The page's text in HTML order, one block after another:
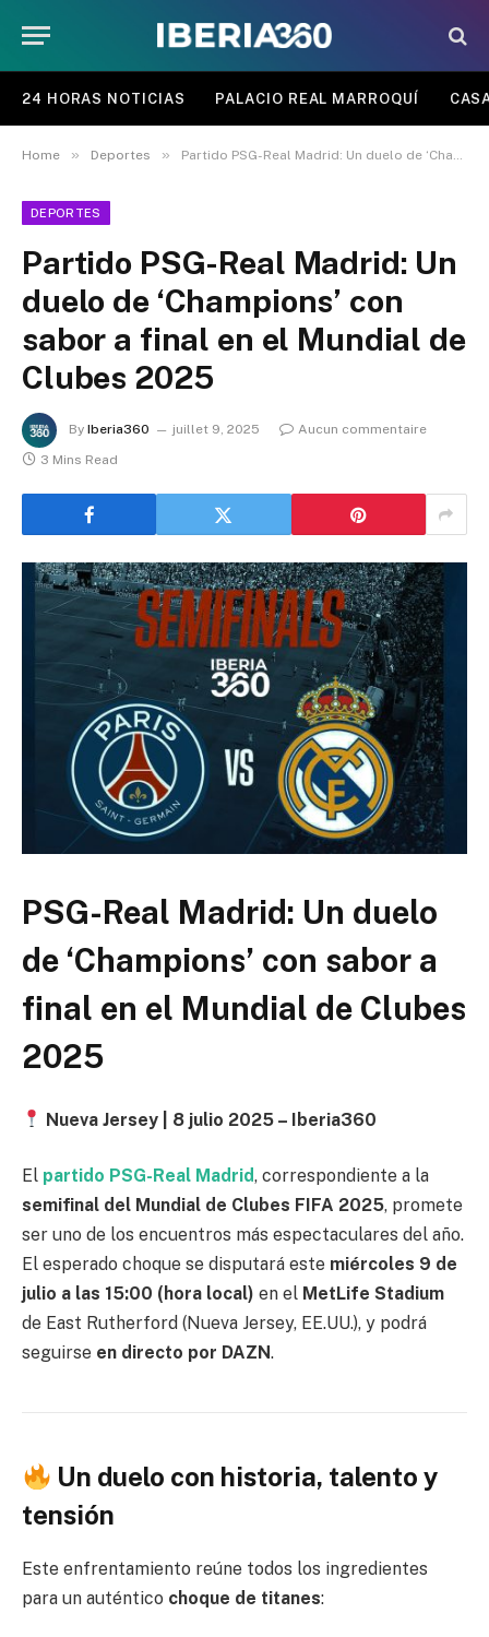
24 HORAS NOTICIAS PALACIO REAL MARROQUÍ
Home » Deportes » Partido PSG-Real Madrid: Un duelo de ‘Champions’ con sabor a final en el Mundial de Clubes 2025
DEPORTES
Partido PSG-Real Madrid: Un
duelo de ‘Champions’ con
sabor a final en el Mundial de
Clubes 2025
By Iberia360 juillet 9, 2025
Aucun commentaire
3 Mins Read
PSG-Real Madrid: Un duelo
de ‘Champions’ con sabor a
final en el Mundial de Clubes
2025
Nueva Jersey | 8 julio 2025 – Iberia360
El partido PSG-Real Madrid, correspondiente a la
semifinal del Mundial de Clubes FIFA 2025, promete
ser uno de los encuentros más espectaculares del año.
El esperado choque se disputará este miércoles 9 de
julio a las 15:00 (hora local) en el MetLife Stadium
de East Rutherford (Nueva Jersey, EE.UU.), y podrá
seguirse en directo por DAZN.
Un duelo con historia, talento y
tensión
Este enfrentamiento reúne todos los ingredientes
para un auténtico choque de titanes: